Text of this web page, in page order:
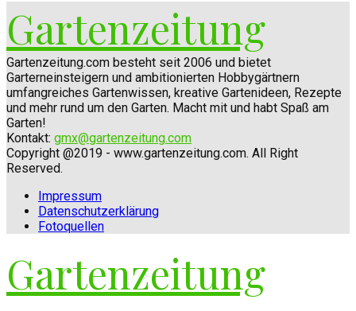
Gartenzeitung
Gartenzeitung.com besteht seit 2006 und bietet
Garterneinsteigern und ambitionierten Hobbygärtnern
umfangreiches Gartenwissen, kreative Gartenideen, Rezepte
und mehr rund um den Garten. Macht mit und habt Spaß am
Garten!
Kontakt: gmx@gartenzeitung.com
Copyright @2019 - www.gartenzeitung.com. All Right
Reserved.
Impressum
Datenschutzerklärung
Fotoquellen
Gartenzeitung